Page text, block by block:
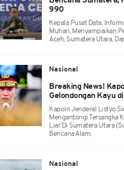
990
Kepala Pusat Data,
Muhari, Menyampaikan
Aceh, Sumatera Utara,
Nasional
Breaking News!
Gelondongan Kayu
Kapolri Jenderal Listyo
Mengantongi Tersangka
Liar Di Sumatera Utara
Bencana Alam.
Nasional